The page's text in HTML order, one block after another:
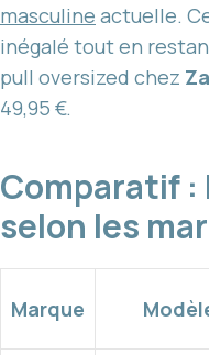
masculine actuelle.
inégalé tout en
pull oversized chez
49,95 €.
Comparatif :
selon les
Marque